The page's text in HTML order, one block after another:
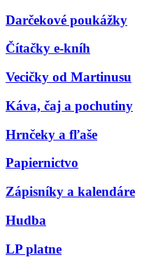
Darčekové poukážky
Čítačky e-kníh
Vecičky od Martinusu
Káva, čaj a pochutiny
Hrnčeky a fľaše
Papiernictvo
Zápisníky a kalendáre
Hudba
LP platne